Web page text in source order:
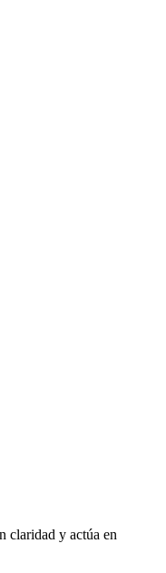
claridad y actúa en